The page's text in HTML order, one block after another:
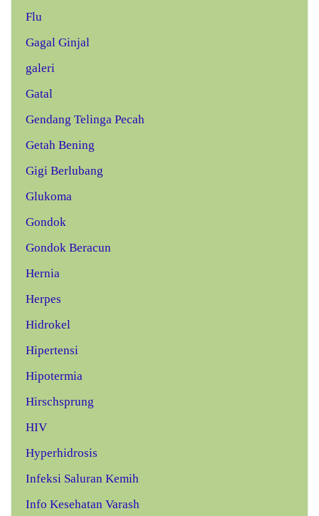
Flu
Gagal Ginjal
galeri
Gatal
Gendang Telinga Pecah
Getah Bening
Gigi Berlubang
Glukoma
Gondok
Gondok Beracun
Hernia
Herpes
Hidrokel
Hipertensi
Hipotermia
Hirschsprung
HIV
Hyperhidrosis
Infeksi Saluran Kemih
Info Kesehatan Varash